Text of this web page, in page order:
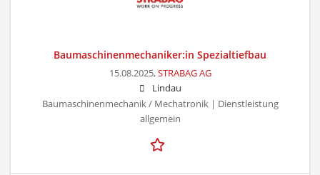
Baumaschinenmechaniker:in Spezialtiefbau
15.08.2025,STRABAG AG
Lindau
Baumaschinenmechanik / Mechatronik | Dienstleistung
allgemein